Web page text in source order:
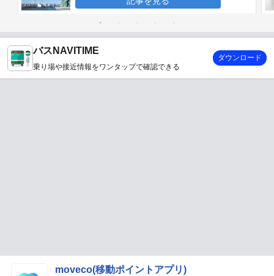
バスNAVITIME
乗り場や接近情報をワンタップで確認できる
ダウンロード
moveco(移動ポイントアプリ)